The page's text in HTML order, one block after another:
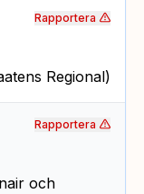
Regional)
Rapportera
och
Rapportera